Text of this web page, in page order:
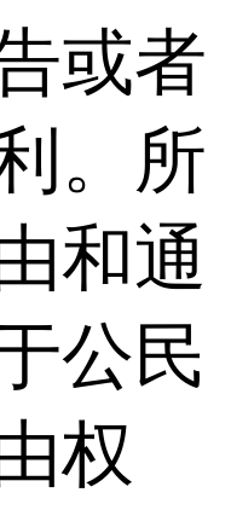
或者
。所
和通
公民
权